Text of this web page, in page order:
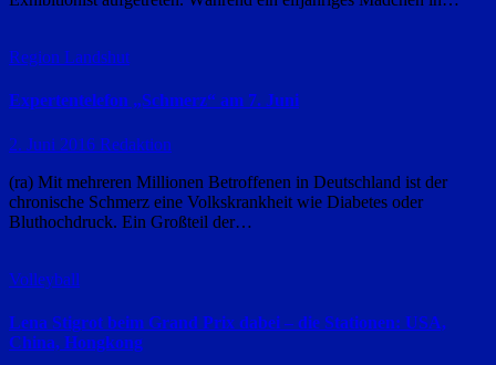
Region Landshut
Expertentelefon „Schmerz“ am 7. Juni
2. Juni 2016 Redaktion
(ra) Mit mehreren Millionen Betroffenen in Deutschland ist der
chronische Schmerz eine Volkskrankheit wie Diabetes oder
Bluthochdruck. Ein Großteil der…
Volleyball
Lena Stigrot beim Grand Prix dabei – die Stationen: USA,
China, Hongkong